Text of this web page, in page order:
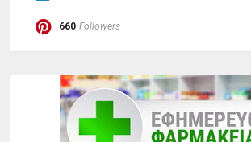
660 Followers